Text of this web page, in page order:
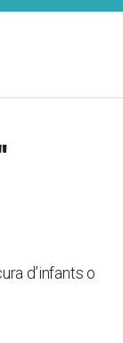
d’infants o